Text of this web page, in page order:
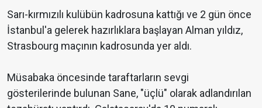
Sarı-kırmızılı kulübün kadrosuna kattığı ve 2 gün önce
İstanbul'a gelerek hazırlıklara başlayan Alman yıldız,
Strasbourg maçının kadrosunda yer aldı.
Müsabaka öncesinde taraftarların sevgi
gösterilerinde bulunan Sane, "üçlü" olarak adlandırılan